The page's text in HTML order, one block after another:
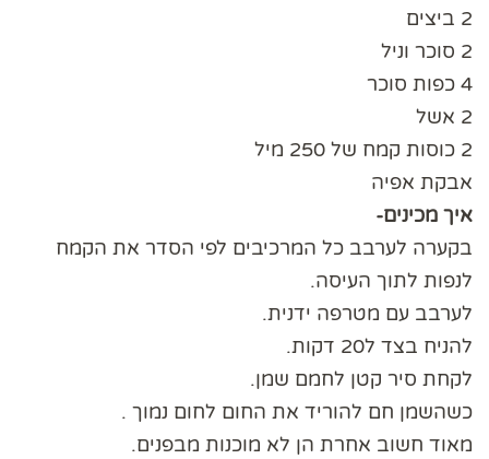
2 ביצים
2 סוכר וניל
4 כפות סוכר
2 אשל
2 כוסות קמח של 250 מיל
אבקת אפיה
איך מכינים-
בקערה לערבב כל המרכיבים לפי הסדר את הקמח
לנפות לתוך העיסה.
לערבב עם מטרפה ידנית.
להניח בצד ל20 דקות.
לקחת סיר קטן לחמם שמן.
כשהשמן חם להוריד את החום לחום נמוך .
מאוד חשוב אחרת הן לא מוכנות מבפנים.